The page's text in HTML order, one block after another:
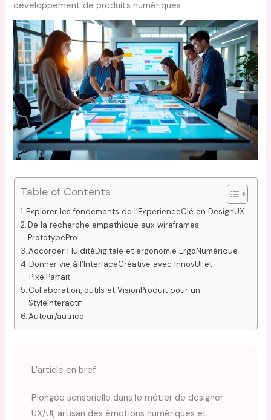
développement de produits numériques
Table of Contents
Explorer les fondements de l’ExperienceClé en DesignUX
De la recherche empathique aux wireframes
PrototypePro
Accorder FluiditéDigitale et ergonomie ErgoNumérique
Donner vie à l’InterfaceCréative avec InnovUI et
PixelParfait
Collaboration, outils et VisionProduit pour un
StyleInteractif
Auteur/autrice
L’article en bref
Plongée sensorielle dans le métier de designer
UX/UI, artisan des émotions numériques et